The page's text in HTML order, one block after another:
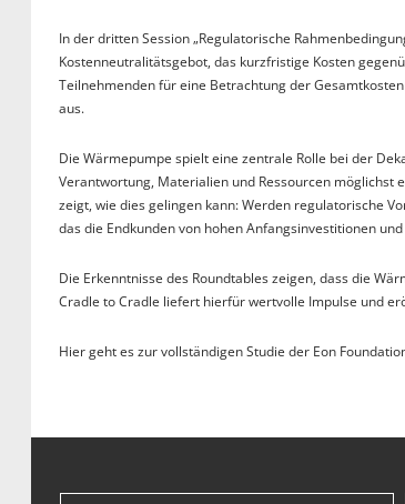
In der dritten Session „Regulatorische
Kostenneutralitätsgebot, das kurzfristige Kosten
Teilnehmenden für eine Betrachtung der
aus.
Die Wärmepumpe spielt eine zentrale Rolle bei der
Verantwortung, Materialien und Ressourcen möglichst
zeigt, wie dies gelingen kann: Werden regulatorische
das die Endkunden von hohen Anfangsinvestitionen
Die Erkenntnisse des Roundtables zeigen, dass die
Cradle to Cradle liefert hierfür wertvolle Impulse und
Hier geht es zur vollständigen Studie der Eon